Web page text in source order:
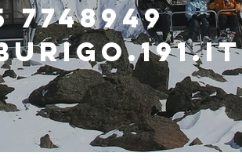
7748949